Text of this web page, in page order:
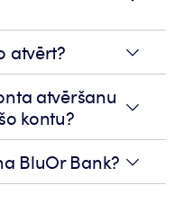
atvērt?
atvēršanu
kontu?
BluOr Bank?